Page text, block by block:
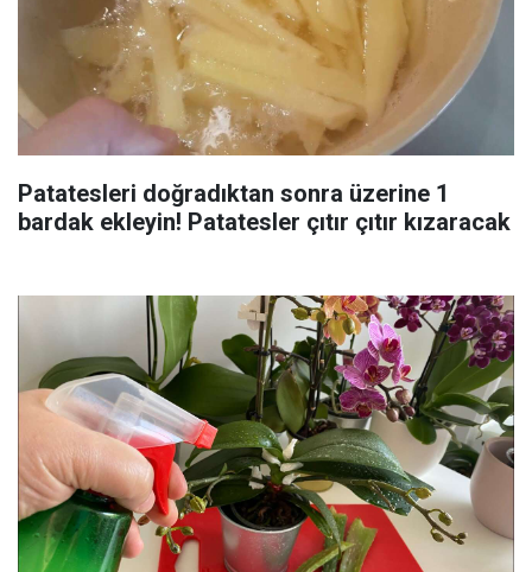
Patatesleri doğradıktan sonra üzerine 1
bardak ekleyin! Patatesler çıtır çıtır kızaracak